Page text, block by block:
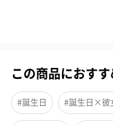
種」ハーブティーセッ
み取って、そのままの
この商品におす
#誕生日 #誕生日×彼